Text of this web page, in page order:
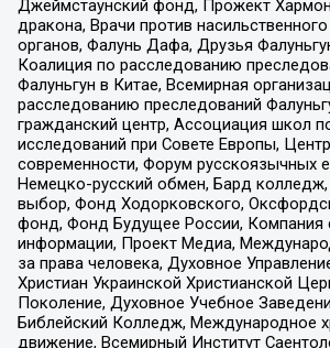
Джеймстаунский фонд, Прожект
дракона, Врачи против
органов, Фалунь Дафа, Друзья
Коалиция по расследованию
Фалуньгун в Китае, Всемирная
расследованию преследований
гражданский центр, Ассоциация школ
исследований при Совете Европы,
современности, Форум русскоязычных
Немецко-русский обмен, Бард колледж,
выбор, Фонд Ходорковского,
фонд, Фонд Будущее России, Компания
информации, Проект Медиа,
за права человека, Духовное
Христиан Украинской Христианской
Поколение, Духовное Учебное
Библейский Колледж, Международное
движение, Всемирный Институт